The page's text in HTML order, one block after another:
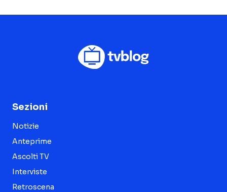
Sezioni
Notizie
Anteprime
Ascolti TV
Interviste
Retroscena